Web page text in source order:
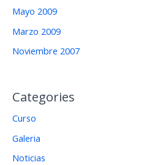
Mayo 2009
Marzo 2009
Noviembre 2007
Categories
Curso
Galeria
Noticias